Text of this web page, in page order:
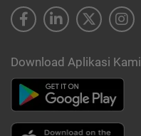
Download Aplikasi Kami